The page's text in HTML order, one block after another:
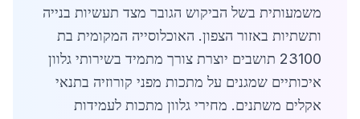
משמעותית בשל הביקוש הגובר מצד תעשיות בנייה
ותשתיות באזור הצפון. האוכלוסייה המקומית בת
23100 תושבים יוצרת צורך מתמיד בשירותי גלוון
איכותיים שמגנים על מתכות מפני קורוזיה בתנאי
אקלים משתנים. מחירי גלוון מתכות לעמידות